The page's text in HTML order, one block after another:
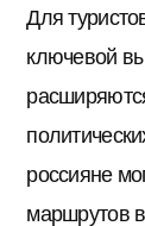
Для
ключевой
россияне
маршрутов